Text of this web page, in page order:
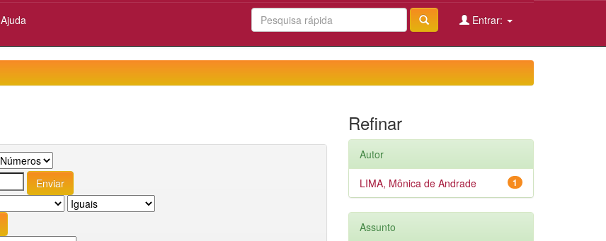
Ajuda Entrar:
Refinar
Autor
1
LIMA, Mônica de Andrade
Assunto